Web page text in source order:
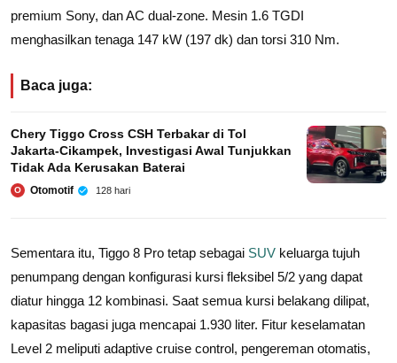
premium Sony, dan AC dual-zone. Mesin 1.6 TGDI
menghasilkan tenaga 147 kW (197 dk) dan torsi 310 Nm.
Baca juga:
Chery Tiggo Cross CSH Terbakar di Tol
Jakarta‑Cikampek, Investigasi Awal Tunjukkan
Tidak Ada Kerusakan Baterai
O Otomotif 128 hari
Sementara itu, Tiggo 8 Pro tetap sebagai SUV keluarga tujuh
penumpang dengan konfigurasi kursi fleksibel 5/2 yang dapat
diatur hingga 12 kombinasi. Saat semua kursi belakang dilipat,
kapasitas bagasi juga mencapai 1.930 liter. Fitur keselamatan
Level 2 meliputi adaptive cruise control, pengereman otomatis,